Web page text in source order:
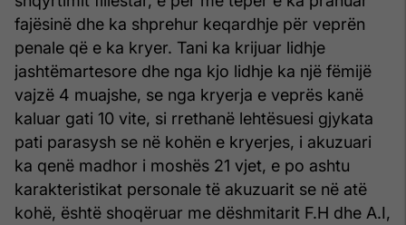
fajësinë dhe ka shprehur keqardhje për veprën
penale që e ka kryer. Tani ka krijuar lidhje
jashtëmartesore dhe nga kjo lidhje ka një fëmijë
vajzë 4 muajshe, se nga kryerja e veprës kanë
kaluar gati 10 vite, si rrethanë lehtësuesi gjykata
pati parasysh se në kohën e kryerjes, i akuzuari
ka qenë madhor i moshës 21 vjet, e po ashtu
karakteristikat personale të akuzuarit se në atë
kohë, është shoqëruar me dëshmitarit F.H dhe A.I,